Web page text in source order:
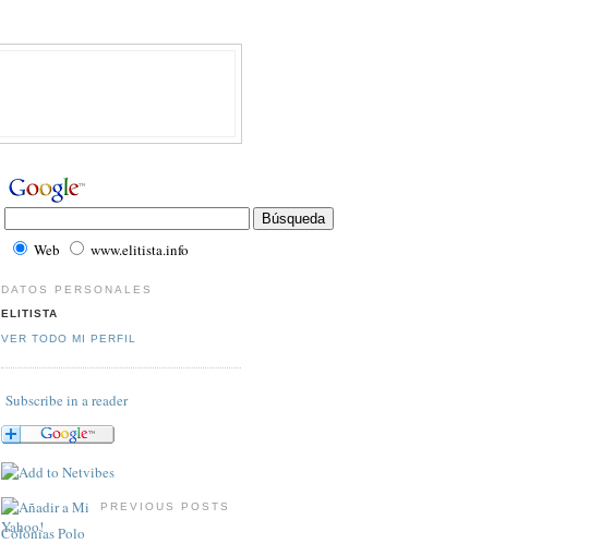
Web www.elitista.info
DATOS PERSONALES
ELITISTA
VER TODO MI PERFIL
Subscribe in a reader
PREVIOUS POSTS
Colonias Polo